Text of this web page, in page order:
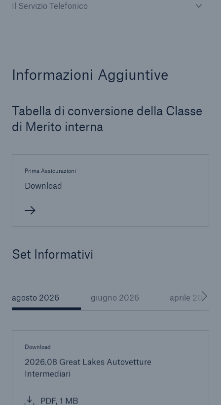
Il Servizio Telefonico
Informazioni Aggiuntive
Tabella di conversione della Classe
di Merito interna
Prima Assicurazioni
Download
Set Informativi
agosto 2026 giugno 2026 aprile 2026
Download
2026.08 Great Lakes Autovetture
Intermediari
PDF, 1 MB